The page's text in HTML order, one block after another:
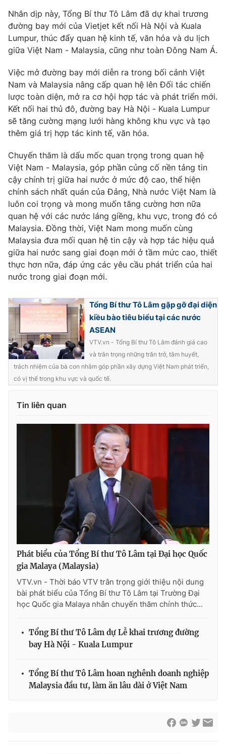
Nhân dịp này, Tổng Bí thư Tô Lâm đã dự khai trương
đường bay mới của Vietjet kết nối Hà Nội và Kuala
Lumpur, thúc đẩy quan hệ kinh tế, văn hóa và du lịch
giữa Việt Nam - Malaysia, cũng như toàn Đông Nam Á.
Việc mở đường bay mới diễn ra trong bối cảnh Việt
Nam và Malaysia nâng cấp quan hệ lên Đối tác chiến
lược toàn diện, mở ra cơ hội hợp tác và phát triển mới.
Kết nối hai thủ đô, đường bay Hà Nội - Kuala Lumpur
sẽ tăng cường mạng lưới hàng không khu vực và tạo
thêm giá trị hợp tác kinh tế, văn hóa.
Chuyến thăm là dấu mốc quan trọng trong quan hệ
Việt Nam - Malaysia, góp phần củng cố nền tảng tin
cậy chính trị giữa hai nước ở mức độ cao, thể hiện
chính sách nhất quán của Đảng, Nhà nước Việt Nam là
luôn coi trọng và mong muốn tăng cường hơn nữa
quan hệ với các nước láng giềng, khu vực, trong đó có
Malaysia. Đồng thời, Việt Nam mong muốn cùng
Malaysia đưa mối quan hệ tin cậy và hợp tác hiệu quả
giữa hai nước sang giai đoạn mới ở tầm mức cao, thiết
thực hơn nữa, đáp ứng các yêu cầu phát triển của hai
nước trong giai đoạn mới.
Tổng Bí thư Tô Lâm gặp gỡ đại diện
kiều bào tiêu biểu tại các nước
ASEAN
VTV.vn - Tổng Bí thư Tô Lâm đánh giá cao
và trân trọng những trăn trở, tâm huyết,
trách nhiệm của bà con nhằm góp phần xây dựng Việt Nam phát triển,
có vị thế trong khu vực và quốc tế.
Tin liên quan
Phát biểu của Tổng Bí thư Tô Lâm tại Đại học Quốc
gia Malaya (Malaysia)
VTV.vn - Thời báo VTV trân trọng giới thiệu nội dung
bài phát biểu của Tổng Bí thư Tô Lâm tại Trường Đại
học Quốc gia Malaya nhân chuyến thăm chính thức...
Tổng Bí thư Tô Lâm dự Lễ khai trương đường
bay Hà Nội - Kuala Lumpur
Tổng Bí thư Tô Lâm hoan nghênh doanh nghiệp
Malaysia đầu tư, làm ăn lâu dài ở Việt Nam